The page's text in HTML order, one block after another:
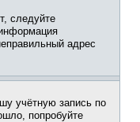
следуйте
адрес
учётную запись по
попробуйте